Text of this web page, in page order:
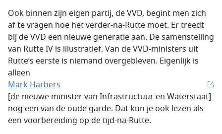
Ook binnen zijn eigen partij, de VVD, begint men zich
af te vragen hoe het verder-na-Rutte moet. Er treedt
bij de VVD een nieuwe generatie aan. De samenstelling
van Rutte IV is illustratief. Van de VVD-ministers uit
Rutte’s eerste is niemand overgebleven. Eigenlijk is
alleen
Mark Harbers
[de nieuwe minister van Infrastructuur en Waterstaat]
nog een van de oude garde. Dat kun je ook lezen als
een voorbereiding op de tijd-na-Rutte.